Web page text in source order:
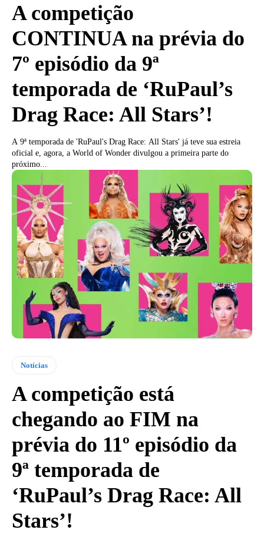
A competição
CONTINUA na prévia do
7º episódio da 9ª
temporada de ‘RuPaul’s
Drag Race: All Stars’!
A 9ª temporada de 'RuPaul's Drag Race: All Stars' já teve sua estreia
oficial e, agora, a World of Wonder divulgou a primeira parte do
próximo...
Notícias
A competição está
chegando ao FIM na
prévia do 11º episódio da
9ª temporada de
‘RuPaul’s Drag Race: All
Stars’!